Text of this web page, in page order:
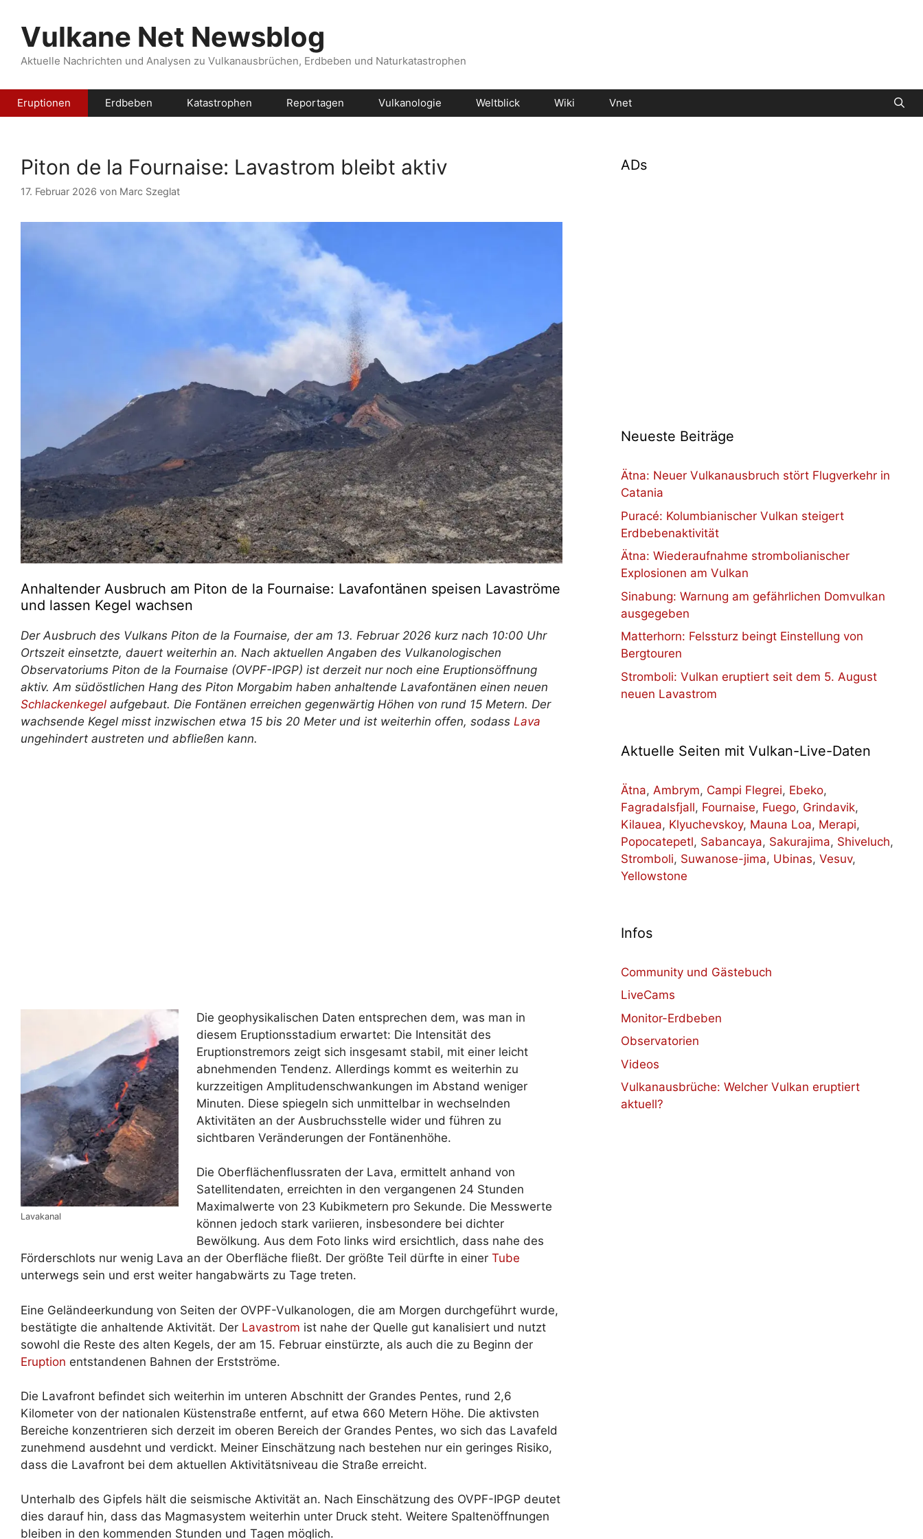
Inhalt
springenVulkane Net Newsblog
Aktuelle Nachrichten und Analysen zu Vulkanausbrüchen, Erdbeben und Naturkatastrophen
Eruptionen Erdbeben Katastrophen Reportagen Vulkanologie Weltblick Wiki Vnet
Piton de la Fournaise: Lavastrom bleibt aktiv
17. Februar 2026 von Marc Szeglat
Anhaltender Ausbruch am Piton de la Fournaise: Lavafontänen speisen Lavaströme
und lassen Kegel wachsen
Der Ausbruch des Vulkans Piton de la Fournaise, der am 13. Februar 2026 kurz nach 10:00 Uhr
Ortszeit einsetzte, dauert weiterhin an. Nach aktuellen Angaben des Vulkanologischen
Observatoriums Piton de la Fournaise (OVPF-IPGP) ist derzeit nur noch eine Eruptionsöffnung
aktiv. Am südöstlichen Hang des Piton Morgabim haben anhaltende Lavafontänen einen neuen
Schlackenkegel aufgebaut. Die Fontänen erreichen gegenwärtig Höhen von rund 15 Metern. Der
wachsende Kegel misst inzwischen etwa 15 bis 20 Meter und ist weiterhin offen, sodass Lava
ungehindert austreten und abfließen kann.
Lavakanal
Die geophysikalischen Daten entsprechen dem, was man in
diesem Eruptionsstadium erwartet: Die Intensität des
Eruptionstremors zeigt sich insgesamt stabil, mit einer leicht
abnehmenden Tendenz. Allerdings kommt es weiterhin zu
kurzzeitigen Amplitudenschwankungen im Abstand weniger
Minuten. Diese spiegeln sich unmittelbar in wechselnden
Aktivitäten an der Ausbruchsstelle wider und führen zu
sichtbaren Veränderungen der Fontänenhöhe.
Die Oberflächenflussraten der Lava, ermittelt anhand von
Satellitendaten, erreichten in den vergangenen 24 Stunden
Maximalwerte von 23 Kubikmetern pro Sekunde. Die Messwerte
können jedoch stark variieren, insbesondere bei dichter
Bewölkung. Aus dem Foto links wird ersichtlich, dass nahe des
Förderschlots nur wenig Lava an der Oberfläche fließt. Der größte Teil dürfte in einer Tube
unterwegs sein und erst weiter hangabwärts zu Tage treten.
Eine Geländeerkundung von Seiten der OVPF-Vulkanologen, die am Morgen durchgeführt wurde,
bestätigte die anhaltende Aktivität. Der Lavastrom ist nahe der Quelle gut kanalisiert und nutzt
sowohl die Reste des alten Kegels, der am 15. Februar einstürzte, als auch die zu Beginn der
Eruption entstandenen Bahnen der Erstströme.
Die Lavafront befindet sich weiterhin im unteren Abschnitt der Grandes Pentes, rund 2,6
Kilometer von der nationalen Küstenstraße entfernt, auf etwa 660 Metern Höhe. Die aktivsten
Bereiche konzentrieren sich derzeit im oberen Bereich der Grandes Pentes, wo sich das Lavafeld
zunehmend ausdehnt und verdickt. Meiner Einschätzung nach bestehen nur ein geringes Risiko,
dass die Lavafront bei dem aktuellen Aktivitätsniveau die Straße erreicht.
Unterhalb des Gipfels hält die seismische Aktivität an. Nach Einschätzung des OVPF-IPGP deutet
dies darauf hin, dass das Magmasystem weiterhin unter Druck steht. Weitere Spaltenöffnungen
bleiben in den kommenden Stunden und Tagen möglich.
ADs
Neueste Beiträge
Ätna: Neuer Vulkanausbruch stört Flugverkehr in
Catania
Puracé: Kolumbianischer Vulkan steigert
Erdbebenaktivität
Ätna: Wiederaufnahme strombolianischer
Explosionen am Vulkan
Sinabung: Warnung am gefährlichen Domvulkan
ausgegeben
Matterhorn: Felssturz beingt Einstellung von
Bergtouren
Stromboli: Vulkan eruptiert seit dem 5. August
neuen Lavastrom
Aktuelle Seiten mit Vulkan-Live-Daten
Ätna, Ambrym, Campi Flegrei, Ebeko,
Fagradalsfjall, Fournaise, Fuego, Grindavik,
Kilauea, Klyuchevskoy, Mauna Loa, Merapi,
Popocatepetl, Sabancaya, Sakurajima, Shiveluch,
Stromboli, Suwanose-jima, Ubinas, Vesuv,
Yellowstone
Infos
Community und Gästebuch
LiveCams
Monitor-Erdbeben
Observatorien
Videos
Vulkanausbrüche: Welcher Vulkan eruptiert
aktuell?